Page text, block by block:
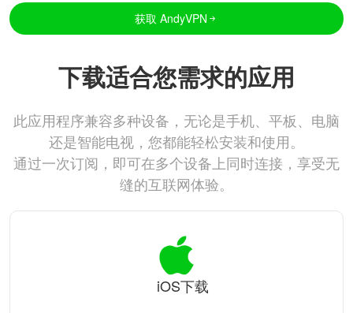
获取 AndyVPN
下载适合您需求的应用
此应用程序兼容多种设备，无论是手机、平板、电脑
还是智能电视，您都能轻松安装和使用。
通过一次订阅，即可在多个设备上同时连接，享受无
缝的互联网体验。
iOS下载